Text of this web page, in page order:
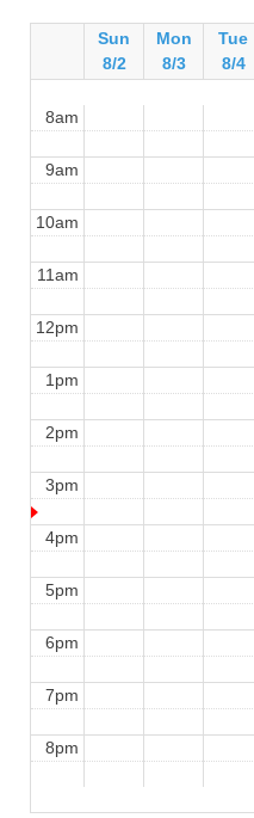
Sun
8/2
Mon
8/3
Tue
8/4
8am
9am
10am
11am
12pm
1pm
2pm
3pm
4pm
5pm
6pm
7pm
8pm